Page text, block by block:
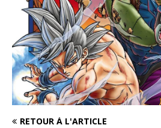
RETOUR À L'ARTICLE